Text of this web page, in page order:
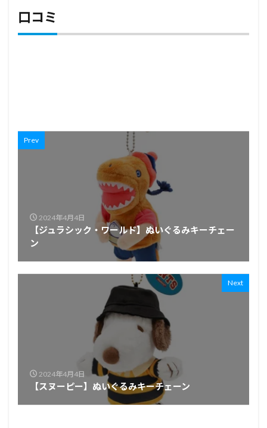
口コミ
Prev
2024年4月4日
【ジュラシック・ワールド】ぬいぐるみキーチェー
ン
Next
2024年4月4日
【スヌーピー】ぬいぐるみキーチェーン